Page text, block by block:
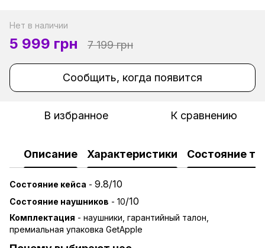
Нет в наличии
5 999 грн 7 199 грн
Сообщить, когда появится
В избранное К сравнению
Описание Характеристики Состояние
Состояние кейса - 9.8/10
Состояние наушников - 10/10
Комплектация - наушники, гарантийный талон,
премиальная упаковка GetApple